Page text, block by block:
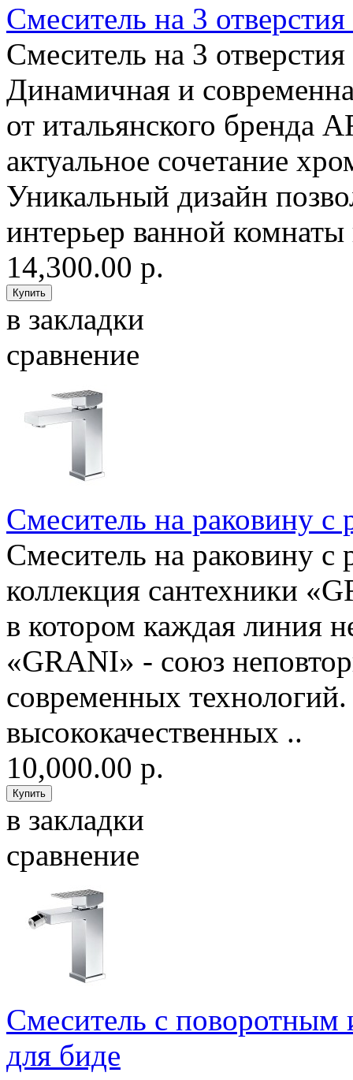
Смеситель на 3
Смеситель на 3
Динамичная и
от итальянского бренда
актуальное сочетание
Уникальный дизайн
интерьер ванной комнаты
14,300.00 р.
в закладки
сравнение
Смеситель на раковину
Смеситель на раковину
коллекция сантехники
в котором каждая линия
«GRANI» - союз
современных
высококачественных ..
10,000.00 р.
в закладки
сравнение
Смеситель с поворотным
для биде